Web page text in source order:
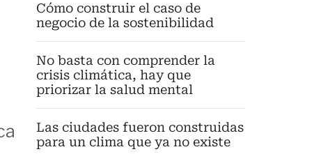
Cómo construir el caso de
negocio de la sostenibilidad
No basta con comprender la
crisis climática, hay que
priorizar la salud mental
Las ciudades fueron construidas
para un clima que ya no existe